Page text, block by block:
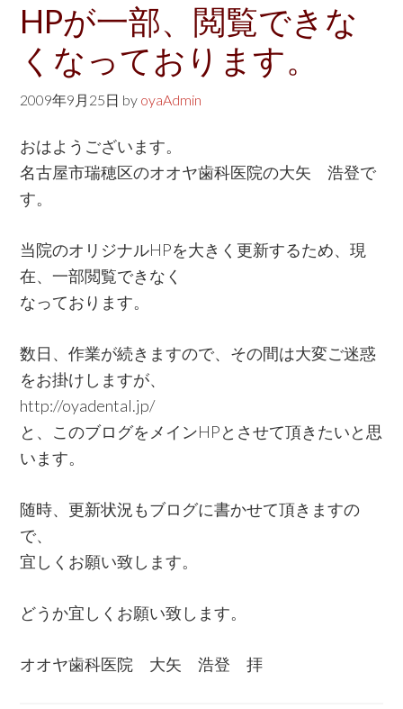
HPが一部、閲覧できな
くなっております。
2009年9月25日 by oyaAdmin
おはようございます。
名古屋市瑞穂区のオオヤ歯科医院の大矢 浩登で
す。
当院のオリジナルHPを大きく更新するため、現
在、一部閲覧できなく
なっております。
数日、作業が続きますので、その間は大変ご迷惑
をお掛けしますが、
http://oyadental.jp/
と、このブログをメインHPとさせて頂きたいと思
います。
随時、更新状況もブログに書かせて頂きますの
で、
宜しくお願い致します。
どうか宜しくお願い致します。
オオヤ歯科医院 大矢 浩登 拝